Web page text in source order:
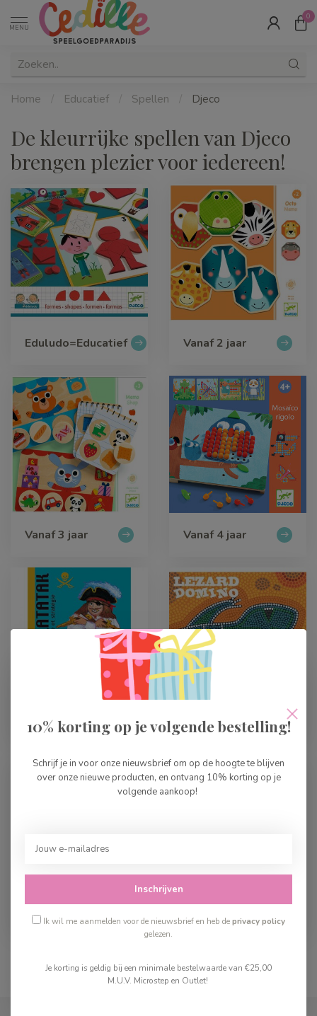
MENU
0
Home / Educatief / Spellen / Djeco
De kleurrijke spellen van Djeco
brengen plezier voor iedereen!
Eduludo=Educatief Vanaf 2 jaar
Vanaf 3 jaar Vanaf 4 jaar
Vanaf 5 jaar Vanaf 6 jaar
Vanaf 7 jaar Vanaf 8 jaar
10% korting op je volgende bestelling!
Schrijf je in voor onze nieuwsbrief om op de hoogte te blijven
over onze nieuwe producten, en ontvang 10% korting op je
volgende aankoop!
Inschrijven
Ik wil me aanmelden voor de nieuwsbrief en heb deprivacy policy
gelezen.
Je korting is geldig bij een minimale bestelwaarde van €25,00
M.U.V. Microstep en Outlet!